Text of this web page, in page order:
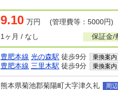
9.10 万円 (管理費等：5000円)
1ヶ月 / なし 保証金/
豊肥本線 光の森駅 徒歩9分 乗換案内
豊肥本線 三里木駅 徒歩9分 乗換案内
熊本県菊池郡菊陽町大字津久礼
周